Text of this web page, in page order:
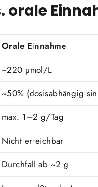
orale
Orale Einnahme
~220 µmol/L
~50% (dosisabhängig
max. 1–2 g/Tag
Nicht erreichbar
Durchfall ab ~2 g